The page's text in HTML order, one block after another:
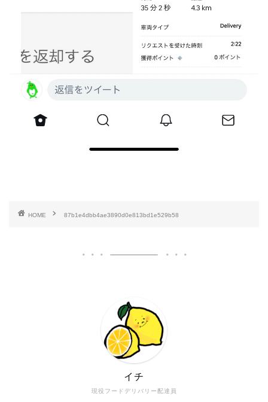
HOME 87b1e4dbb4ae3890d0e813bd1e529b58
現役フードデリバリー配達員
イチ